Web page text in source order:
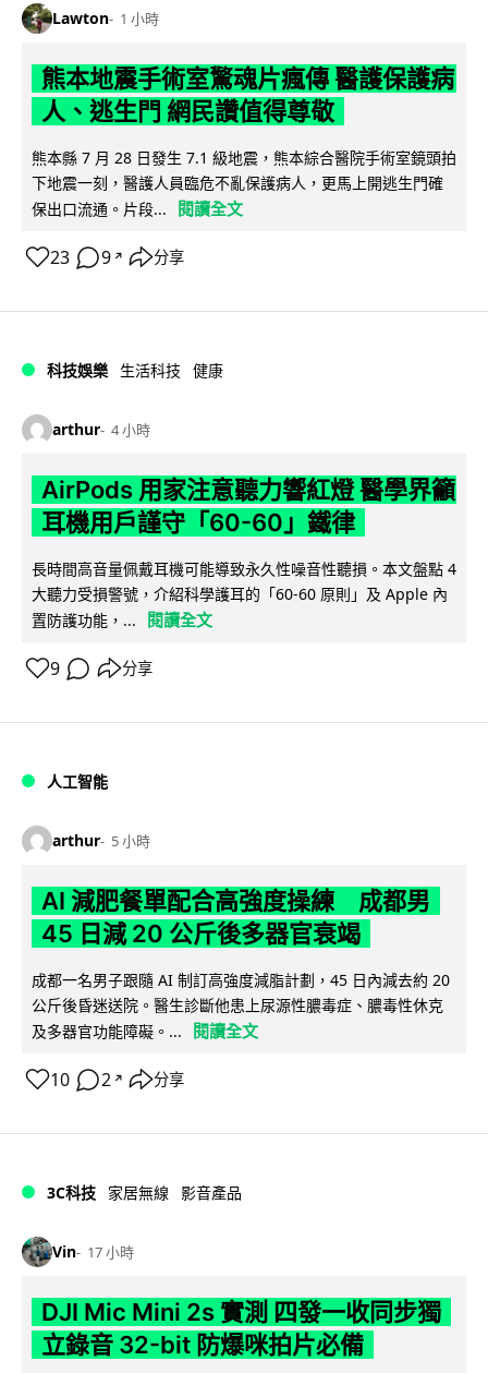
Lawton 1 小時
熊本地震手術室驚魂片瘋傳 醫護保護病
人、逃生門 網民讚值得尊敬
熊本縣 7 月 28 日發生 7.1 級地震，熊本綜合醫院手術室鏡頭拍
下地震一刻，醫護人員臨危不亂保護病人，更馬上開逃生門確
保出口流通。片段...
閱讀全文
23 9 ↗ 分享
科技娛樂 生活科技 健康
arthur 4 小時
AirPods 用家注意聽力響紅燈 醫學界籲
耳機用戶謹守「60-60」鐵律
長時間高音量佩戴耳機可能導致永久性噪音性聽損。本文盤點 4
大聽力受損警號，介紹科學護耳的「60-60 原則」及 Apple 內
置防護功能，...
閱讀全文
9 分享
人工智能
arthur 5 小時
AI 減肥餐單配合高強度操練 成都男
45 日減 20 公斤後多器官衰竭
成都一名男子跟隨 AI 制訂高強度減脂計劃，45 日內減去約 20
公斤後昏迷送院。醫生診斷他患上尿源性膿毒症、膿毒性休克
及多器官功能障礙。...
閱讀全文
10 2 ↗ 分享
3C科技 家居無線 影音產品
Vin 17 小時
DJI Mic Mini 2s 實測 四發一收同步獨
立錄音 32-bit 防爆咪拍片必備